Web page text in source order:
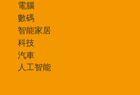
電腦
數碼
智能家居
科技
汽車
人工智能